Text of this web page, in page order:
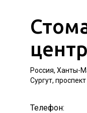
центр
Россия, Ханты-
Сургут,
Телефон: